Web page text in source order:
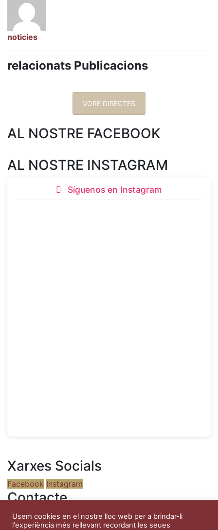
noticies
relacionats Publicacions
VORE DIRECTES
AL NOSTRE FACEBOOK
AL NOSTRE INSTAGRAM
Síguenos en Instagram
Xarxes Socials
Facebook Instagram
Contacte
Adreça: Rambla 23
Usem cookies en el nostre lloc web per a brindar-li
l'experiència més rellevant recordant les seues